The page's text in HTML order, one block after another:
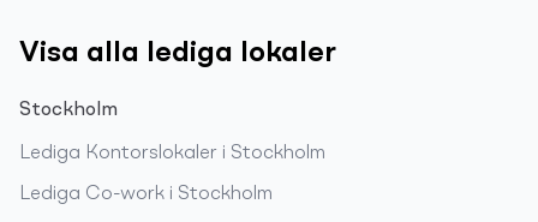
Visa alla lediga lokaler
Stockholm
Lediga Kontorslokaler i Stockholm
Lediga Co-work i Stockholm